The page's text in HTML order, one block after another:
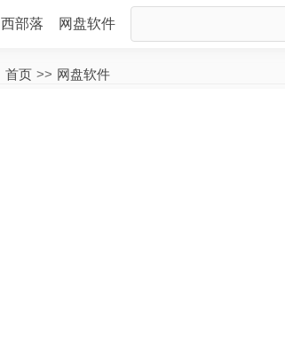
西部落 网盘软件
首页 >> 网盘软件